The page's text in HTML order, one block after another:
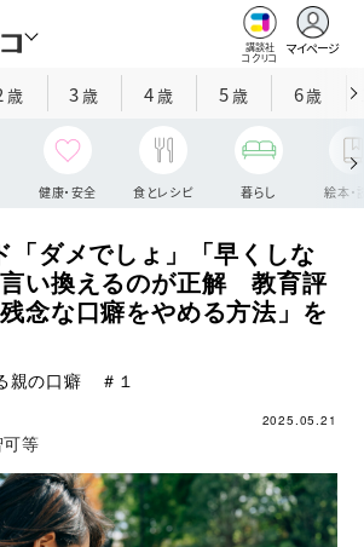
講談社
コクリコ
マイページ
歳 3歳 4歳 5歳 6歳
健康・安全 食とレシピ 暮らし 絵本・
「ダメでしょ」「早くしな
い換えるのが正解 教育評
念な口癖をやめる方法」を
親の口癖 ＃１
2025.05.21
等